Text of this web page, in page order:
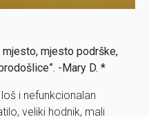
mjesto podrške,
-Mary D. *
i nefunkcionalan
veliki hodnik, mali